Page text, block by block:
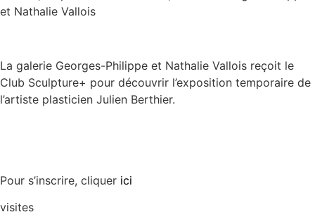
et Nathalie Vallois
La galerie Georges-Philippe et Nathalie Vallois reçoit le
Club Sculpture+ pour découvrir l’exposition temporaire de
l’artiste plasticien Julien Berthier.
Pour s’inscrire, cliquer ici
visites